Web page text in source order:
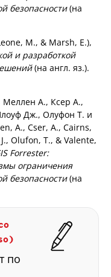
безопасности(на
M., & Marsh, E.),
и разработкой
(на англ. яз.).
Меллен А., Ксер А.,
Дж., Олуфон Т. и
A., Cser, A., Cairns,
Olufon, T., & Valente,
Forrester:
ограничения
безопасности(на
по